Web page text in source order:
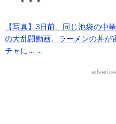
＊＊＊
【写真】3日前、同じ池袋の中
の大乱闘動画。ラーメンの丼が
チャに……